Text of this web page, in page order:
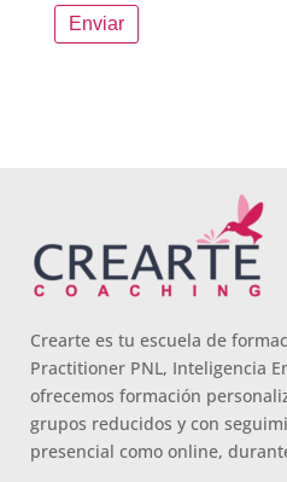
Crearte es tu escuela de
Practitioner PNL, Inteligencia
ofrecemos formación
grupos reducidos y con
presencial como online,